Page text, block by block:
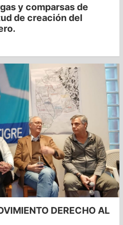
y comparsas de
de creación del
DERECHO AL